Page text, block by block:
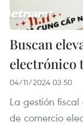
Buscan
electrónico
04/11/2024 03:50
La gestión
de comercio